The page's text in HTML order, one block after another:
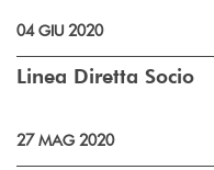
04 GIU 2020
Linea Diretta Socio
27 MAG 2020